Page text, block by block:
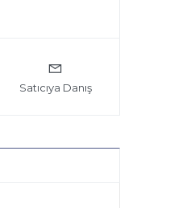
Satıcıya Danış